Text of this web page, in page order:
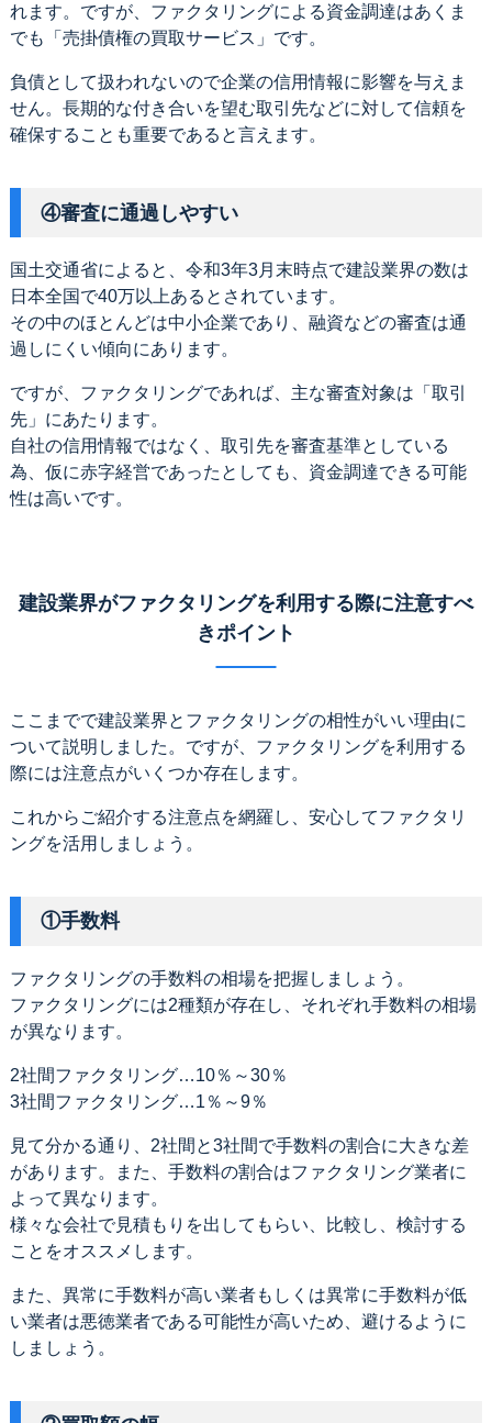
れます。ですが、ファクタリングによる資金調達はあくま
でも「売掛債権の買取サービス」です。
負債として扱われないので企業の信用情報に影響を与えま
せん。長期的な付き合いを望む取引先などに対して信頼を
確保することも重要であると言えます。
④審査に通過しやすい
国土交通省によると、令和3年3月末時点で建設業界の数は
日本全国で40万以上あるとされています。
その中のほとんどは中小企業であり、融資などの審査は通
過しにくい傾向にあります。
ですが、ファクタリングであれば、主な審査対象は「取引
先」にあたります。
自社の信用情報ではなく、取引先を審査基準としている
為、仮に赤字経営であったとしても、資金調達できる可能
性は高いです。
建設業界がファクタリングを利用する際に注意すべ
きポイント
ここまでで建設業界とファクタリングの相性がいい理由に
ついて説明しました。ですが、ファクタリングを利用する
際には注意点がいくつか存在します。
これからご紹介する注意点を網羅し、安心してファクタリ
ングを活用しましょう。
①手数料
ファクタリングの手数料の相場を把握しましょう。
ファクタリングには2種類が存在し、それぞれ手数料の相場
が異なります。
2社間ファクタリング…10％～30％
3社間ファクタリング…1％～9％
見て分かる通り、2社間と3社間で手数料の割合に大きな差
があります。また、手数料の割合はファクタリング業者に
よって異なります。
様々な会社で見積もりを出してもらい、比較し、検討する
ことをオススメします。
また、異常に手数料が高い業者もしくは異常に手数料が低
い業者は悪徳業者である可能性が高いため、避けるように
しましょう。